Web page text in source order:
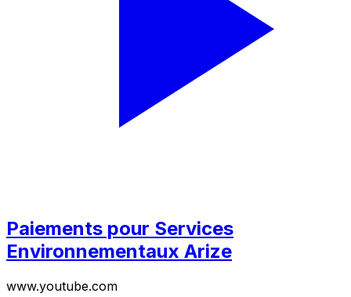
Paiements pour Services
Environnementaux Arize
www.youtube.com